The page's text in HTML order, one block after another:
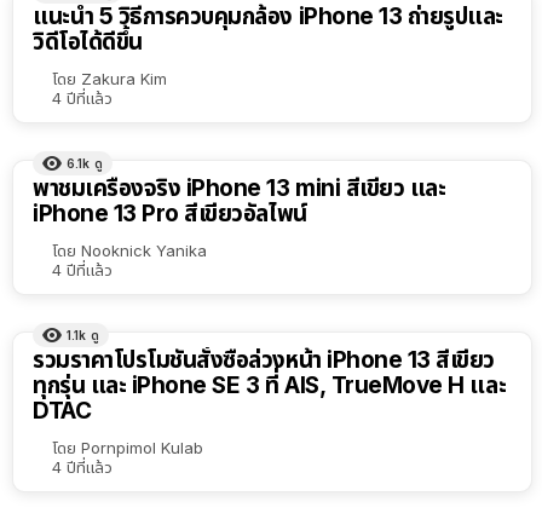
แนะนำ 5 วิธีการควบคุมกล้อง iPhone 13 ถ่ายรูปและ
วิดีโอได้ดีขึ้น
โดย Zakura Kim
4 ปีที่แล้ว
6.1k ดู
พาชมเครื่องจริง iPhone 13 mini สีเขียว และ
iPhone 13 Pro สีเขียวอัลไพน์
โดย Nooknick Yanika
4 ปีที่แล้ว
1.1k ดู
รวมราคาโปรโมชันสั่งซื้อล่วงหน้า iPhone 13 สีเขียว
ทุกรุ่น และ iPhone SE 3 ที่ AIS, TrueMove H และ
DTAC
โดย Pornpimol Kulab
4 ปีที่แล้ว